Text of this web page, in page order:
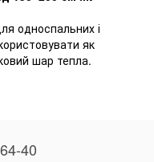
односпальних і
як
шар тепла.
40